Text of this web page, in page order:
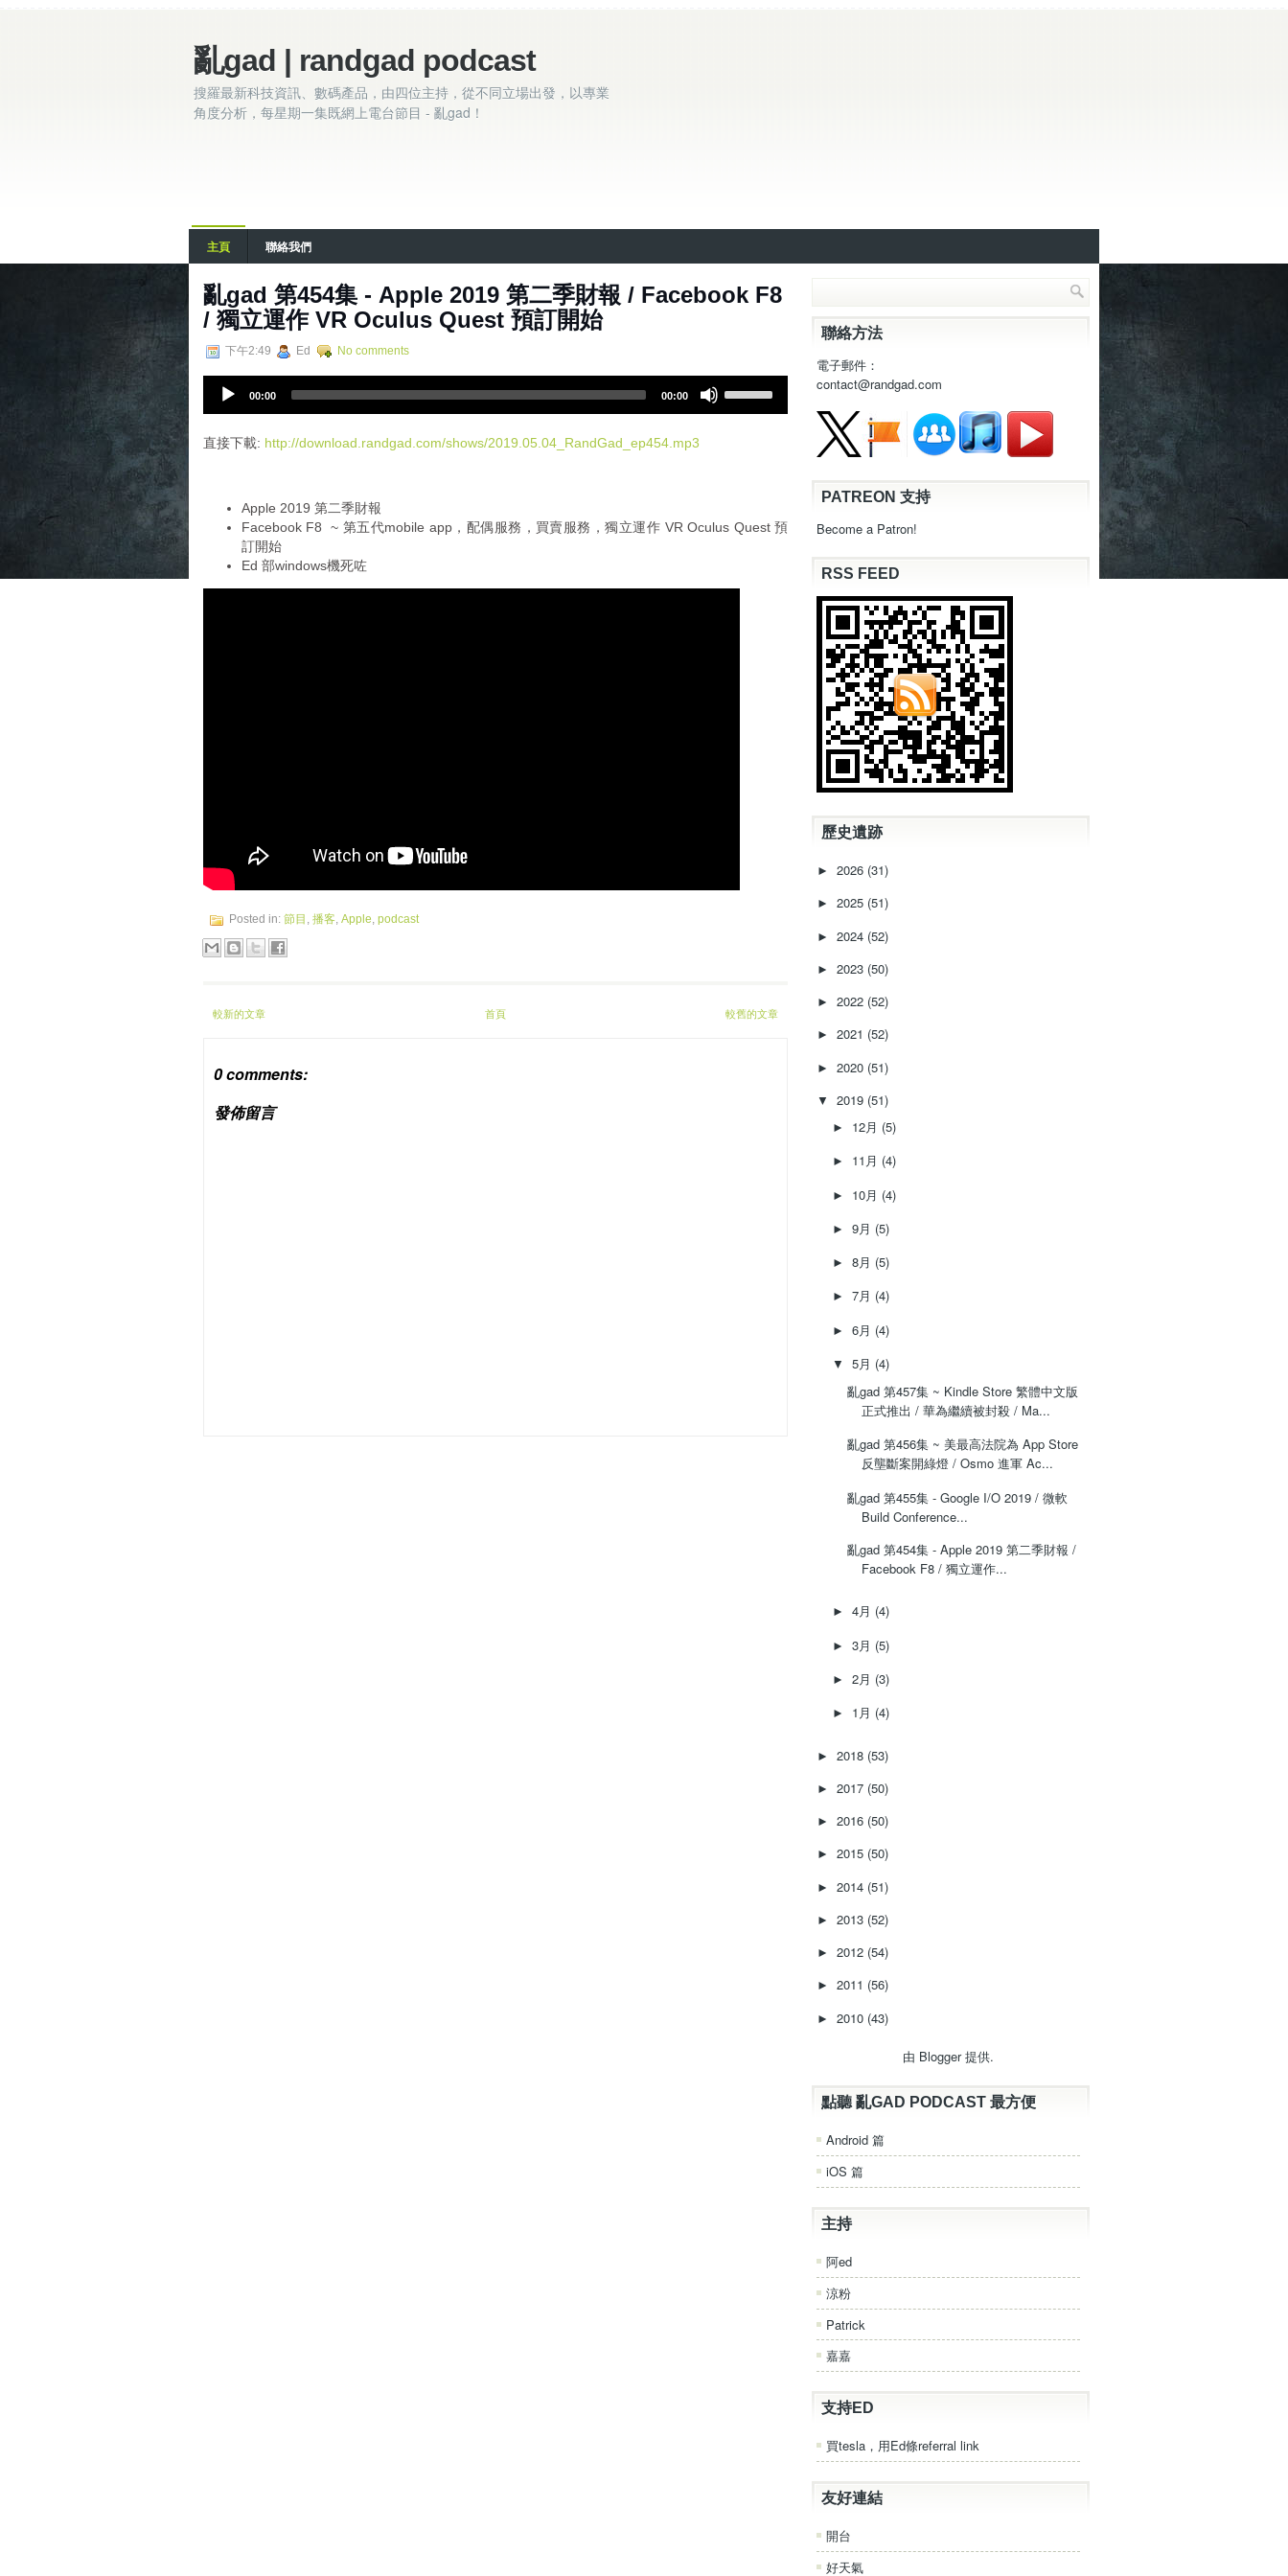
亂gad | randgad podcast
搜羅最新科技資訊、數碼產品，由四位主持，從不同立場出發，以專業
角度分析，每星期一集既網上電台節目 - 亂gad！
主頁 聯絡我們
亂gad 第454集 - Apple 2019 第二季財報 / Facebook F8
/ 獨立運作 VR Oculus Quest 預訂開始
下午2:49 Ed No comments
i
00:00 00:00
s
c
直接下載: http://download.randgad.com/shows/2019.05.04_RandGad_ep454.mp3
Apple 2019 第二季財報
Facebook F8 ~ 第五代mobile app，配偶服務，買賣服務，獨立運作 VR Oculus Quest 預
訂開始
Ed 部windows機死咗
Posted in: 節目 , 播客, Apple, podcast
較新的文章 較舊的文章
首頁
0 comments:
發佈留言
聯絡方法
電子郵件：
contact@randgad.com
PATREON 支持
Become a Patron!
RSS FEED
歷史遺跡
► 2026 (31)
► 2025 (51)
► 2024 (52)
► 2023 (50)
► 2022 (52)
► 2021 (52)
► 2020 (51)
▼ 2019 (51)
► 12月 (5)
► 11月 (4)
► 10月 (4)
► 9月 (5)
► 8月 (5)
► 7月 (4)
► 6月 (4)
▼ 5月 (4)
亂gad 第457集 ~ Kindle Store 繁體中文版
正式推出 / 華為繼續被封殺 / Ma...
亂gad 第456集 ~ 美最高法院為 App Store
反壟斷案開綠燈 / Osmo 進軍 Ac...
亂gad 第455集 - Google I/O 2019 / 微軟
Build Conference...
亂gad 第454集 - Apple 2019 第二季財報 /
Facebook F8 / 獨立運作...
► 4月 (4)
► 3月 (5)
► 2月 (3)
► 1月 (4)
► 2018 (53)
► 2017 (50)
► 2016 (50)
► 2015 (50)
► 2014 (51)
► 2013 (52)
► 2012 (54)
► 2011 (56)
► 2010 (43)
由 Blogger提供.
點聽 亂GAD PODCAST 最方便
Android 篇
iOS 篇
主持
阿ed
涼粉
Patrick
嘉嘉
支持ED
買tesla，用Ed條referral link
友好連結
開台
好天氣